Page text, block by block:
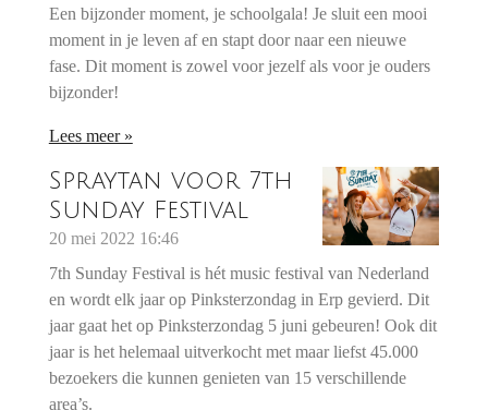
Een bijzonder moment, je schoolgala! Je sluit een mooi
moment in je leven af en stapt door naar een nieuwe
fase. Dit moment is zowel voor jezelf als voor je ouders
bijzonder!
Lees meer »
Spraytan voor 7th
Sunday Festival
20 mei 2022 16:46
7th Sunday Festival is hét music festival van Nederland
en wordt elk jaar op Pinksterzondag in Erp gevierd. Dit
jaar gaat het op Pinksterzondag 5 juni gebeuren! Ook dit
jaar is het helemaal uitverkocht met maar liefst 45.000
bezoekers die kunnen genieten van 15 verschillende
area’s.